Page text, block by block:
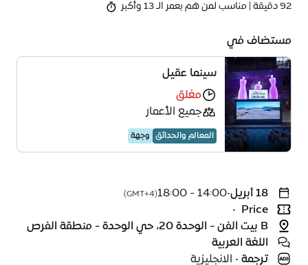
92 دقيقة | مناسب لمن هم بعمر الـ 13 وأكبر
مستضاف في
سينما عقيل
مغلق
جميع الأعمار
المعالم والحدائق وجهة
18 أبريل •
14:00 - 18:00
(GMT+4)
Price
•
B بيت الفن - الوحدة 20، حي الوحدة - منطقة الفرص
اللغة العربية
ترجمة • الانجليزية